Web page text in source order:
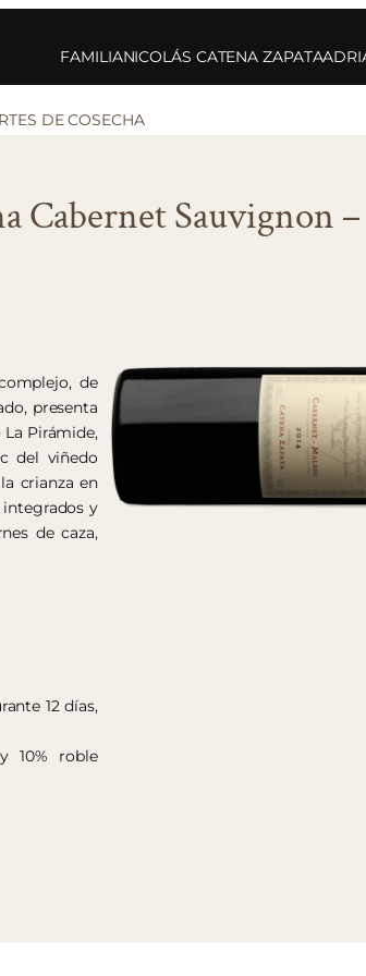
FAMILIANICOLÁS CATENA ZAPATA
DE COSECHA
Cabernet Sauvignon
de
presenta
Pirámide,
del viñedo
crianza en
y
de caza,
12 días,
10% roble